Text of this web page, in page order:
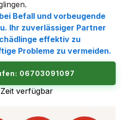
Befall und vorbeugende
. Ihr zuverlässiger Partner
effektiv zu
Probleme zu vermeiden.
06703091097
verfügbar